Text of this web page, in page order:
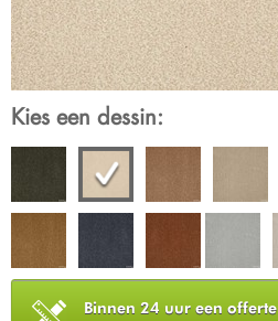
Kies een dessin:
Binnen 24 uur een